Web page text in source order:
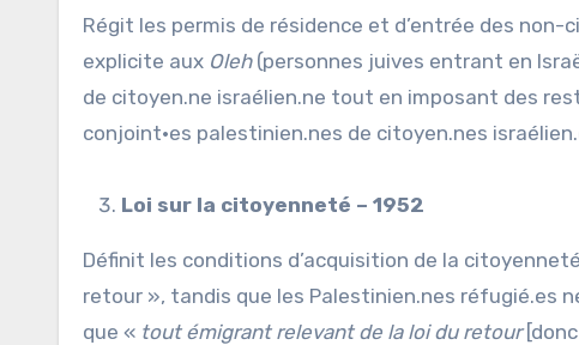
Régit les permis de résidence et d’entrée des
explicite aux Oleh(personnes juives entrant en
de citoyen.ne israélien.ne tout en imposant des
conjoint·es palestinien.nes de citoyen.nes
Loi sur la citoyenneté – 1952
Définit les conditions d’acquisition de la
retour », tandis que les Palestinien.nes réfugié.es
que « tout émigrant relevant de la loi du retour